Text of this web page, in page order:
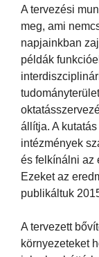
A tervezési
meg, ami
napjainkban
példák
állítja. A
intézmények
és felkínálni az
Ezeket az
publikáltuk
A tervezett
környezeteket